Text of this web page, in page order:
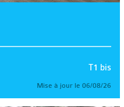
T1 bis
Mise à jour le 06/08/26